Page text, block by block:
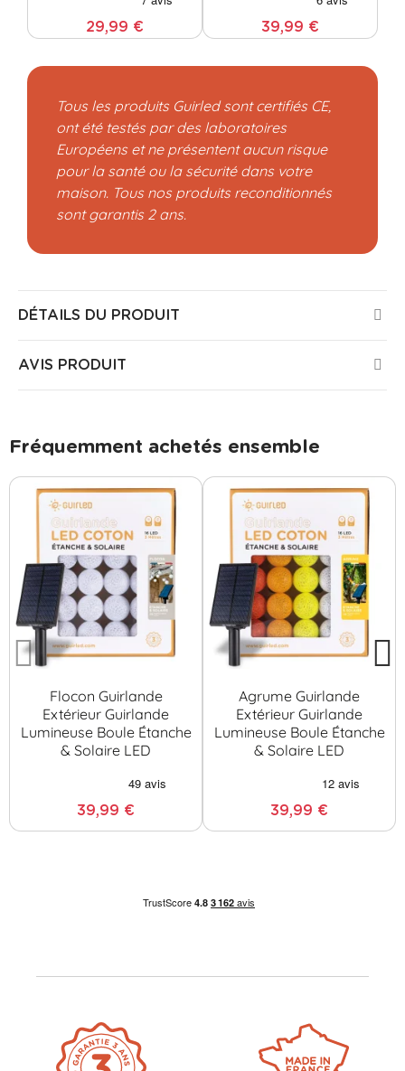
29,99 € 39,99 €
Tous les produits Guirled sont certifiés CE,
ont été testés par des laboratoires
Européens et ne présentent aucun risque
pour la santé ou la sécurité dans votre
maison. Tous nos produits reconditionnés
sont garantis 2 ans.
DÉTAILS DU PRODUIT
AVIS PRODUIT
Fréquemment achetés ensemble
Flocon Guirlande
Extérieur Guirlande
Lumineuse Boule Étanche
& Solaire LED
39,99 €
Agrume Guirlande
Extérieur Guirlande
Lumineuse Boule Étanche
& Solaire LED
39,99 €